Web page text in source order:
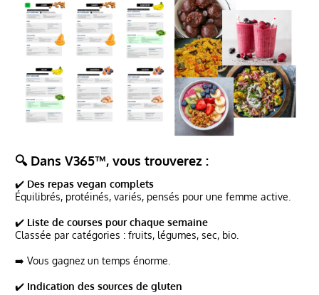
🔍 Dans V365™, vous trouverez :
✔️ Des repas vegan complets
Équilibrés, protéinés, variés, pensés pour une femme active.
✔️ Liste de courses pour chaque semaine
Classée par catégories : fruits, légumes, sec, bio.
➡️ Vous gagnez un temps énorme.
✔️ Indication des sources de gluten